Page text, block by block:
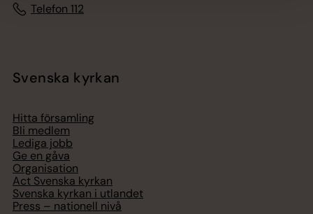
Telefon 112
Svenska kyrkan
Hitta församling
Bli medlem
Lediga jobb
Ge en gåva
Organisation
Act Svenska kyrkan
Svenska kyrkan i utlandet
Press – nationell nivå